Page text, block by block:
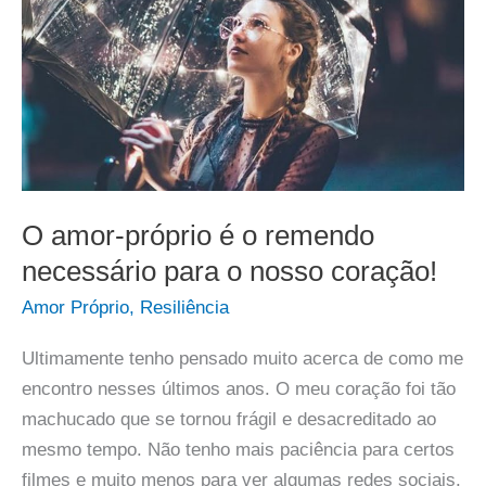
O amor-próprio é o remendo
necessário para o nosso coração!
Amor Próprio, Resiliência
Ultimamente tenho pensado muito acerca de como me
encontro nesses últimos anos. O meu coração foi tão
machucado que se tornou frágil e desacreditado ao
mesmo tempo. Não tenho mais paciência para certos
filmes e muito menos para ver algumas redes sociais.